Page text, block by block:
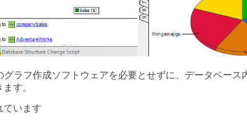
ラフ作成ソフトウェアを必要とせずに、データベース
す。
ています